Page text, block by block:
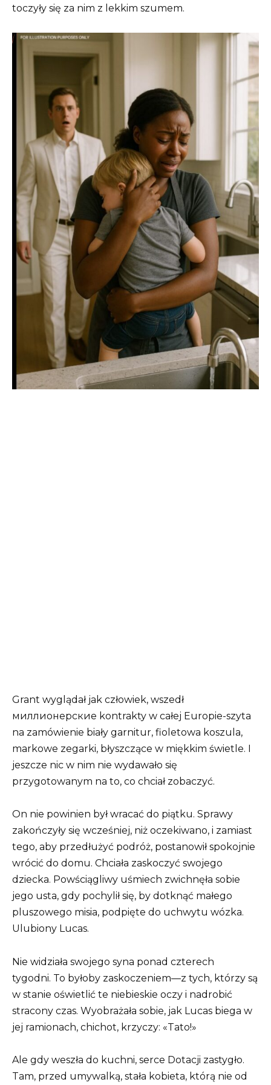
toczyły się za nim z lekkim szumem.
Grant wyglądał jak człowiek, wszedł
миллионерские kontrakty w całej Europie-szyta
na zamówienie biały garnitur, fioletowa koszula,
markowe zegarki, błyszczące w miękkim świetle. I
jeszcze nic w nim nie wydawało się
przygotowanym na to, co chciał zobaczyć.
On nie powinien był wracać do piątku. Sprawy
zakończyły się wcześniej, niż oczekiwano, i zamiast
tego, aby przedłużyć podróż, postanowił spokojnie
wrócić do domu. Chciała zaskoczyć swojego
dziecka. Powściągliwy uśmiech zwichnęła sobie
jego usta, gdy pochylił się, by dotknąć małego
pluszowego misia, podpięte do uchwytu wózka.
Ulubiony Lucas.
Nie widziała swojego syna ponad czterech
tygodni. To byłoby zaskoczeniem—z tych, którzy są
w stanie oświetlić te niebieskie oczy i nadrobić
stracony czas. Wyobrażała sobie, jak Lucas biega w
jej ramionach, chichot, krzyczy: «Tato!»
Ale gdy weszła do kuchni, serce Dotacji zastygło.
Tam, przed umywalką, stała kobieta, którą nie od